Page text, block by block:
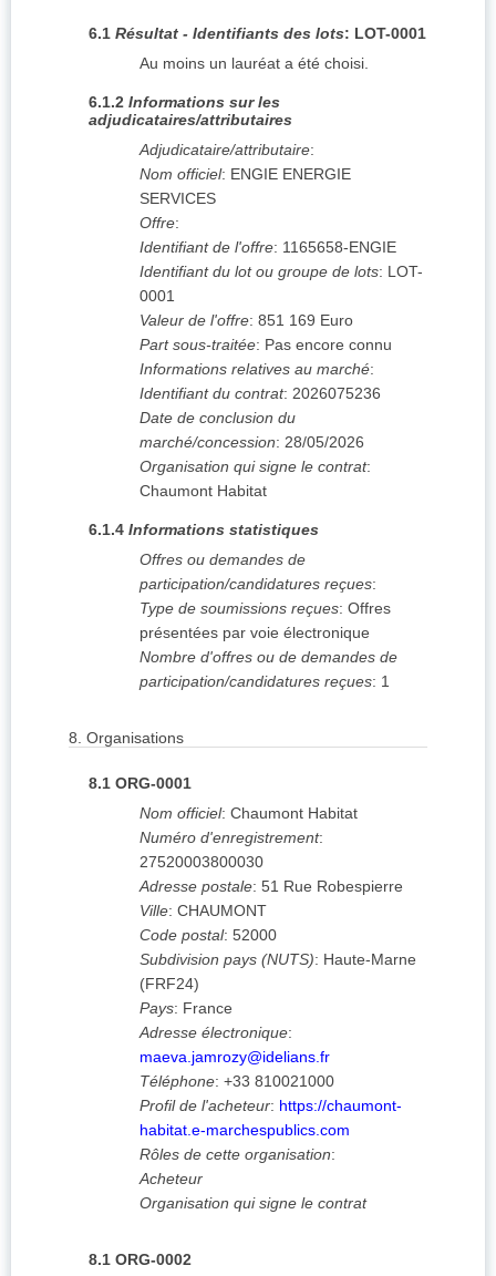
6.1 Résultat - Identifiants des lots: LOT-0001
Au moins un lauréat a été choisi.
6.1.2 Informations sur les
adjudicataires/attributaires
Adjudicataire/attributaire:
Nom officiel: ENGIE ENERGIE
SERVICES
Offre:
Identifiant de l'offre: 1165658-ENGIE
Identifiant du lot ou groupe de lots: LOT-
0001
Valeur de l'offre: 851 169 Euro
Part sous-traitée: Pas encore connu
Informations relatives au marché:
Identifiant du contrat: 2026075236
Date de conclusion du
marché/concession: 28/05/2026
Organisation qui signe le contrat:
Chaumont Habitat
6.1.4 Informations statistiques
Offres ou demandes de
participation/candidatures reçues:
Type de soumissions reçues: Offres
présentées par voie électronique
Nombre d'offres ou de demandes de
participation/candidatures reçues: 1
8. Organisations
8.1 ORG-0001
Nom officiel: Chaumont Habitat
Numéro d'enregistrement:
27520003800030
Adresse postale: 51 Rue Robespierre
Ville: CHAUMONT
Code postal: 52000
Subdivision pays (NUTS): Haute-Marne
(FRF24)
Pays: France
Adresse électronique:
maeva.jamrozy@idelians.fr
Téléphone: +33 810021000
Profil de l'acheteur: https://chaumont-
habitat.e-marchespublics.com
Rôles de cette organisation:
Acheteur
Organisation qui signe le contrat
8.1 ORG-0002